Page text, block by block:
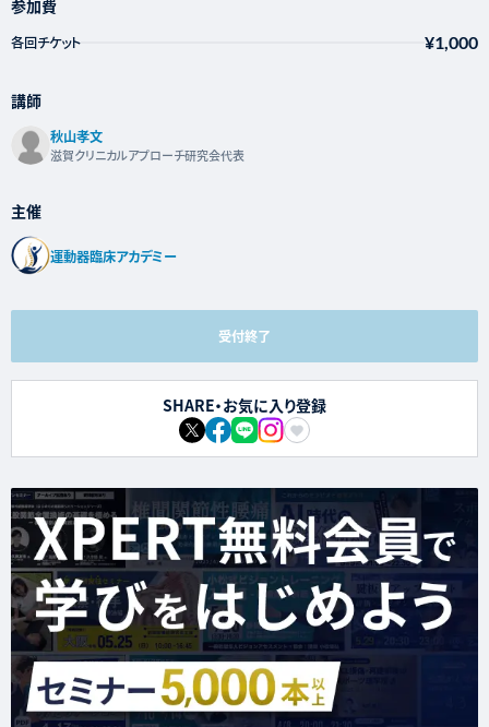
参加費
各回チケット ¥1,000
講師
秋山孝文
滋賀クリニカルアプローチ研究会代表
主催
運動器臨床アカデミー
受付終了
SHARE・お気に入り登録